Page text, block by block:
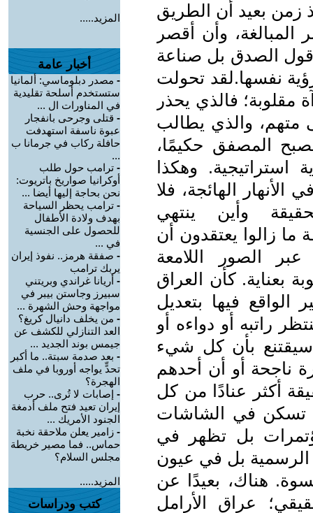
بعيد أن الطريق
المبالغة، وأن أقصر
الصدق بل صناعة
نفسها.لقد تحولت
مقلوبة؛ فالذي يحذر
متهم، والذي يطالب
المصفق حكيمًا،
استراتيجية. وهكذا
الهائجة، فلا
وأين ينتهي
زالوا يعتقدون أن
الصور اللامعة
بعناية. كأن العراق
فيها بتعديل
راتبه أو دواءه أو
بأن كل شيء
ناجحة أو أن أحدهم
أكثر عنادًا من كل
تسكن في الشاشات
بل تظهر في
الرسمية بل في عيون
هناك، بعيدًا عن
عراق الأرامل
المزيد.....
أخبار عامة
- مصدر دبلوماسي: ألمانيا
ستستخدم أسلحة تقليدية
في المناورات ال ...
- قتلى وجرحى بانفجار
عبوة ناسفة استهدفت
حافلة ركاب في جرمانا ب
...
- ترامب حول طلب
أوكرانيا صواريخ باتريوت:
نحن بحاجة إليها أيضا ...
- ترامب يحظر السياحة
بهدف ولادة الأطفال
للحصول على الجنسية
في ...
- صفقة هرمز.. نفوذ إيران
يربك ترامب
- أريانا غراندي وبريتني
سبيرز وجاستن بيبر في
مواجهة وحش الشهرة ...
- من يخلف دانيال كريغ؟
العد التنازلي للكشف عن
جيمس بوند الجديد ...
- بعد صدمة سبتة.. ما أكبر
تحدٍّ يواجه أوروبا في ملف
الهجرة؟
- إصابات لا تُرى.. حرب
إيران تعيد فتح ملف أدمغة
الجنود الأمريك ...
- زامير يعلن ملاحقة نخبة
حماس.. فما مصير خريطة
مجلس السلام؟
المزيد.....
كتب ودراسات